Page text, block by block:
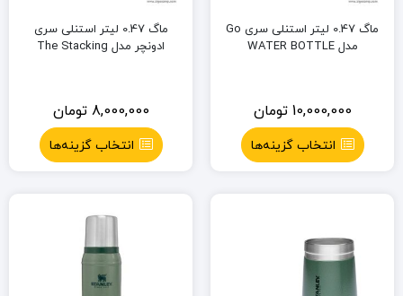
ماگ 0.47 لیتر استنلی سری Go
مدل WATER BOTTLE
10,000,000 تومان
انتخاب گزینه‌ها
ماگ 0.47 لیتر استنلی سری
ادونچر مدل The Stacking
8,000,000 تومان
انتخاب گزینه‌ها